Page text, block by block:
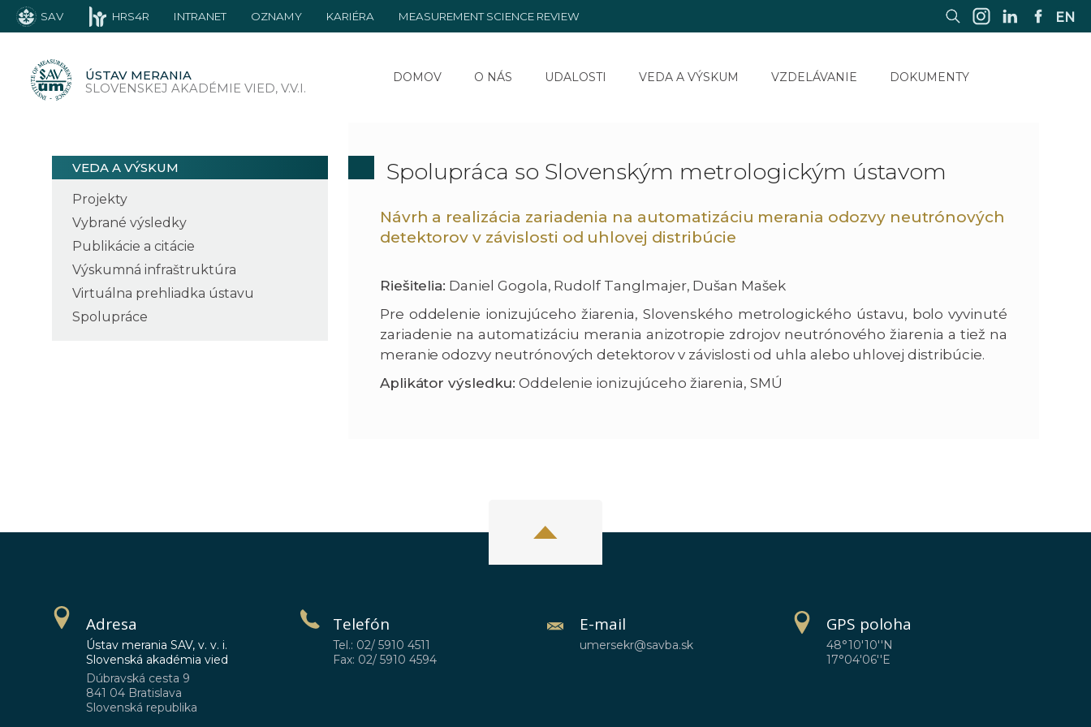
ÚSTAV MERANIA
SLOVENSKEJ AKADÉMIE VIED, V.V.I.
DOMOV O NÁS UDALOSTI VEDA A VÝSKUM VZDELÁVANIE DOKUMENTY
SAV HRS4R INTRANET OZNAMY KARIÉRA MEASUREMENT SCIENCE REVIEW EN
VEDA A VÝSKUM
Projekty
Vybrané výsledky
Publikácie a citácie
Výskumná infraštruktúra
Virtuálna prehliadka ústavu
Spolupráce
Spolupráca so Slovenským metrologickým ústavom
Návrh a realizácia zariadenia na automatizáciu merania odozvy neutrónových
detektorov v závislosti od uhlovej distribúcie
Riešitelia: Daniel Gogola, Rudolf Tanglmajer, Dušan Mašek
Pre oddelenie ionizujúceho žiarenia, Slovenského metrologického ústavu, bolo vyvinuté
zariadenie na automatizáciu merania anizotropie zdrojov neutrónového žiarenia a tiež na
meranie odozvy neutrónových detektorov v závislosti od uhla alebo uhlovej distribúcie.
Aplikátor výsledku: Oddelenie ionizujúceho žiarenia, SMÚ
Adresa
Ústav merania SAV, v. v. i.
Slovenská akadémia vied
Dúbravská cesta 9
841 04 Bratislava
Slovenská republika
Telefón
Tel.: 02/ 5910 4511
Fax: 02/ 5910 4594
E-mail
umersekr@savba.sk
GPS poloha
48°10'10''N
17°04'06''E